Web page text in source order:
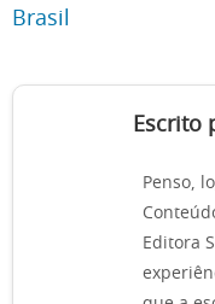
Brasil
Escrito
Penso,
Editora